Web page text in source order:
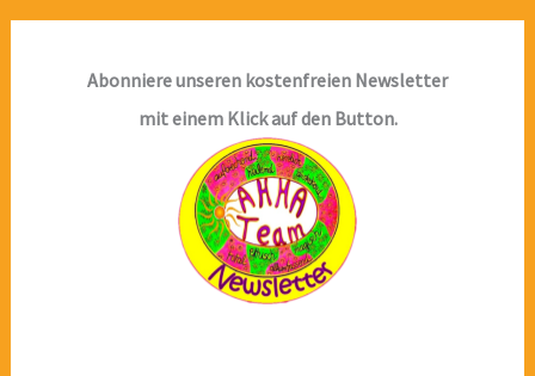
Abonniere unseren kostenfreien Newsletter
mit einem Klick auf den Button.